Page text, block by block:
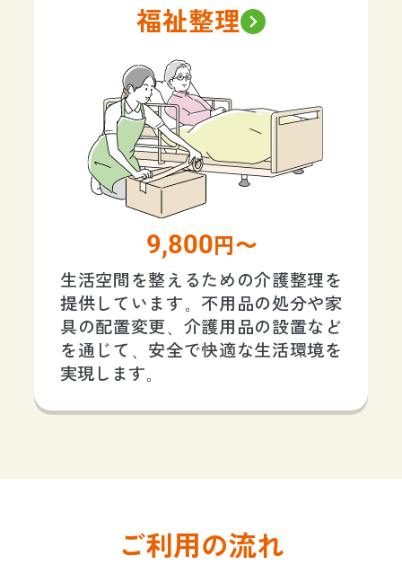
福祉整理
9,800 円〜
生活空間を整えるための介護整理を
提供しています。不用品の処分や家
具の配置変更、介護用品の設置など
を通じて、安全で快適な生活環境を
実現します。
ご利用の流れ